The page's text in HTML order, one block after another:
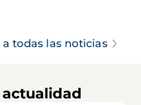
a todas las noticias